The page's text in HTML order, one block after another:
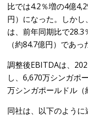
比では4.2％増の4億
円）になった。しか
は、前年同期比で
（約84.7億円）であっ
調整後EBITDAは、
し、6,670万シンガポ
万シンガポールドル（
同社は、以下のよう